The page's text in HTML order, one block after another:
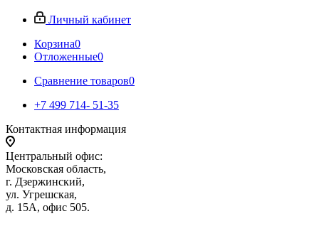
Личный кабинет
Корзина0
Отложенные0
Сравнение товаров0
+7 499 714- 51-35
Контактная информация
Центральный офис:
Московская область,
г. Дзержинский,
ул. Угрешская,
д. 15А, офис 505.